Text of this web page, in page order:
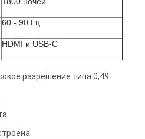
60 - 90 Гц
HDMI и USB-C
разрешение типа 0,49